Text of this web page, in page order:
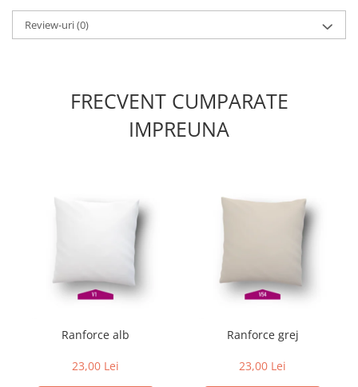
Review-uri(0)
FRECVENT CUMPARATE
IMPREUNA
Ranforce alb
23,00 Lei
Ranforce grej
23,00 Lei